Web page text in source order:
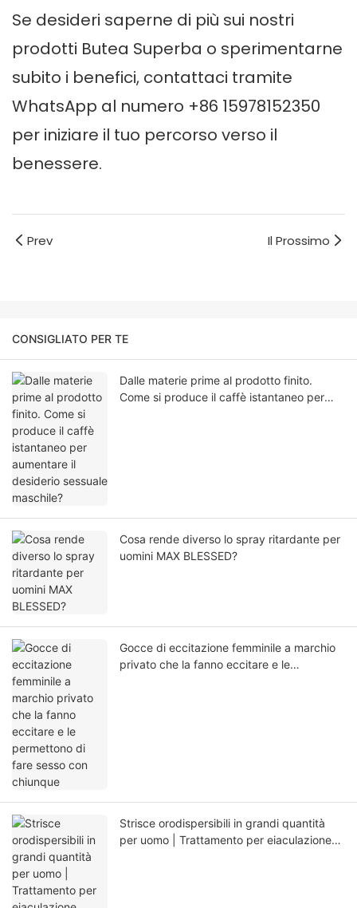
Se desideri saperne di più sui nostri
prodotti Butea Superba o sperimentarne
subito i benefici, contattaci tramite
WhatsApp al numero +86 15978152350
per iniziare il tuo percorso verso il
benessere.
Prev Il Prossimo
CONSIGLIATO PER TE
Dalle materie prime al prodotto finito.
Come si produce il caffè istantaneo per
Cosa rende diverso lo spray ritardante per
uomini MAX BLESSED?
Gocce di eccitazione femminile a marchio
privato che la fanno eccitare e le
Strisce orodispersibili in grandi quantità
per uomo | Trattamento per eiaculazione